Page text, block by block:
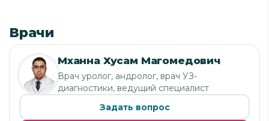
Врачи
Мханна Хусам Магомедович
Врач уролог, андролог, врач УЗ-
диагностики, ведущий специалист
Задать вопрос